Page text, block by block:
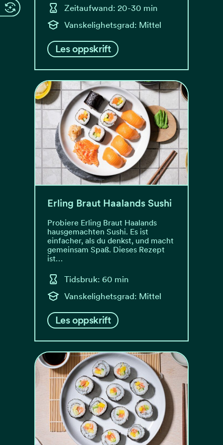
Zeitaufwand: 20-30 min
Vanskelighetsgrad: Mittel
Les oppskrift
Erling Braut Haalands Sushi
Probiere Erling Braut Haalands
hausgemachten Sushi. Es ist
einfacher, als du denkst, und macht
gemeinsam Spaß. Dieses Rezept
ist…
Tidsbruk: 60 min
Vanskelighetsgrad: Mittel
Les oppskrift